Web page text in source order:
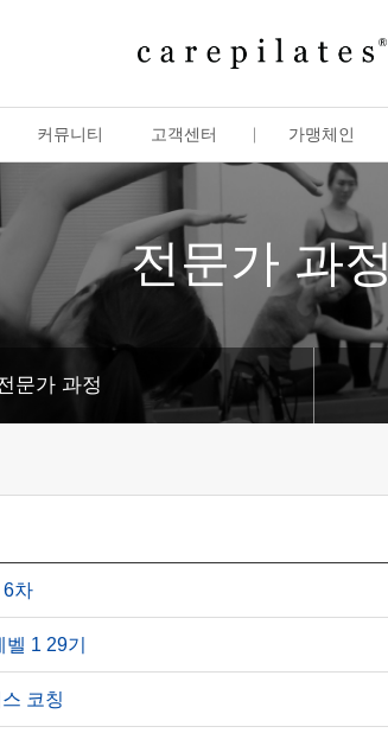
커뮤니티 고객센터 가맹체인
전문가 과정
문가 과정
6차
1 29기
코칭